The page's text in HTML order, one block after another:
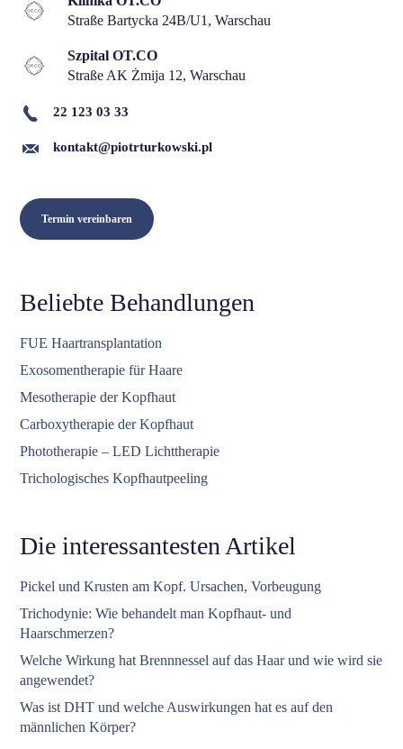
Straße Bartycka 24B/U1, Warschau
Szpital OT.CO
Straße AK Żmija 12, Warschau
22 123 03 33
kontakt@piotrturkowski.pl
Termin vereinbaren
Beliebte Behandlungen
FUE Haartransplantation
Exosomentherapie für Haare
Mesotherapie der Kopfhaut
Carboxytherapie der Kopfhaut
Phototherapie – LED Lichttherapie
Trichologisches Kopfhautpeeling
Die interessantesten Artikel
Pickel und Krusten am Kopf. Ursachen, Vorbeugung
Trichodynie: Wie behandelt man Kopfhaut- und
Haarschmerzen?
Welche Wirkung hat Brennnessel auf das Haar und wie wird sie
angewendet?
Was ist DHT und welche Auswirkungen hat es auf den
männlichen Körper?